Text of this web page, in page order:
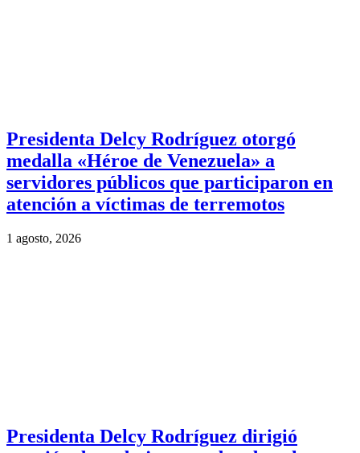
Presidenta Delcy Rodríguez otorgó
medalla «Héroe de Venezuela» a
servidores públicos que participaron en
atención a víctimas de terremotos
1 agosto, 2026
Presidenta Delcy Rodríguez dirigió